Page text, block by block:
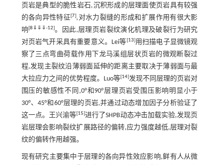
页岩是典型的脆性岩石,沉积形成的层理面使页岩具有较强
的各向异性特征[7],对水力裂缝的形成和扩展作用有很大影
响 [8 ⇓ ⇓ ⇓-12]。因此,层理页岩裂纹演化机理及破裂行为研究
对页岩气开采具有重要意义。Lei等[13]用扫描电子显微镜观
察了三点弯曲荷载作用下龙马溪组层状页岩的微观断裂过
程,发现主裂纹沿薄弱面延伸的距离主要取决于薄弱面与最
大拉应力之间的优势程度。Luo等[14]发现不同层理的页岩对
围压的敏感性不同,0°和90°层理页岩受围压影响明显小于
30°、45°和60°层理的页岩,并通过动态增加因子分析验证了
这一点。王兴渝等[15]进行了SHPB动态冲击加载实验,发现页
岩层理会影响裂纹扩展路径的偏转,应力强度越低,层理对裂
纹的偏转作用越强。
现有研究主要集中于层理的各向异性效应影响,鲜有人从微